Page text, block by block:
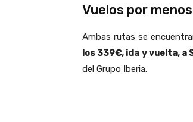
Vuelos por
Ambas rutas se
los 339€, ida y vuelta, a
del Grupo Iberia.